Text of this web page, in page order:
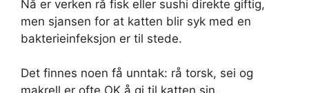
Nå er verken rå fisk eller sushi direkte giftig,
men sjansen for at katten blir syk med en
bakterieinfeksjon er til stede.
Det finnes noen få unntak: rå torsk, sei og
makrell er ofte OK å gi til katten sin.